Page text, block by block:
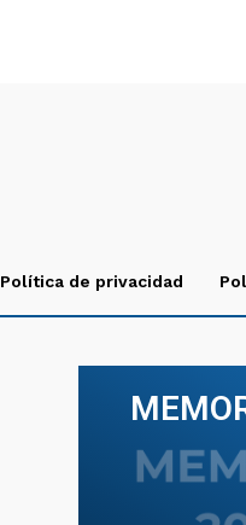
Política de privacidad